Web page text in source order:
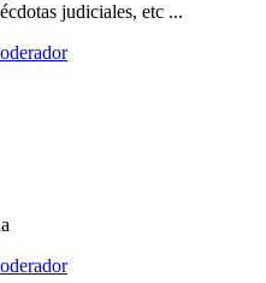
judiciales, etc ...